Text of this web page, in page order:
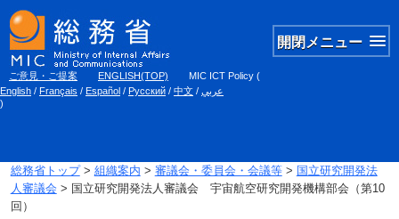
開閉メニュー
ご意見・ご提案 ENGLISH(TOP) MIC ICT Policy (
English / Français / Español / Русский / 中文 / عربي
)
総務省トップ> 組織案内 > 審議会・委員会・会議等> 国立研究開発法
人審議会 > 国立研究開発法人審議会 宇宙航空研究開発機構部会（第10
回）